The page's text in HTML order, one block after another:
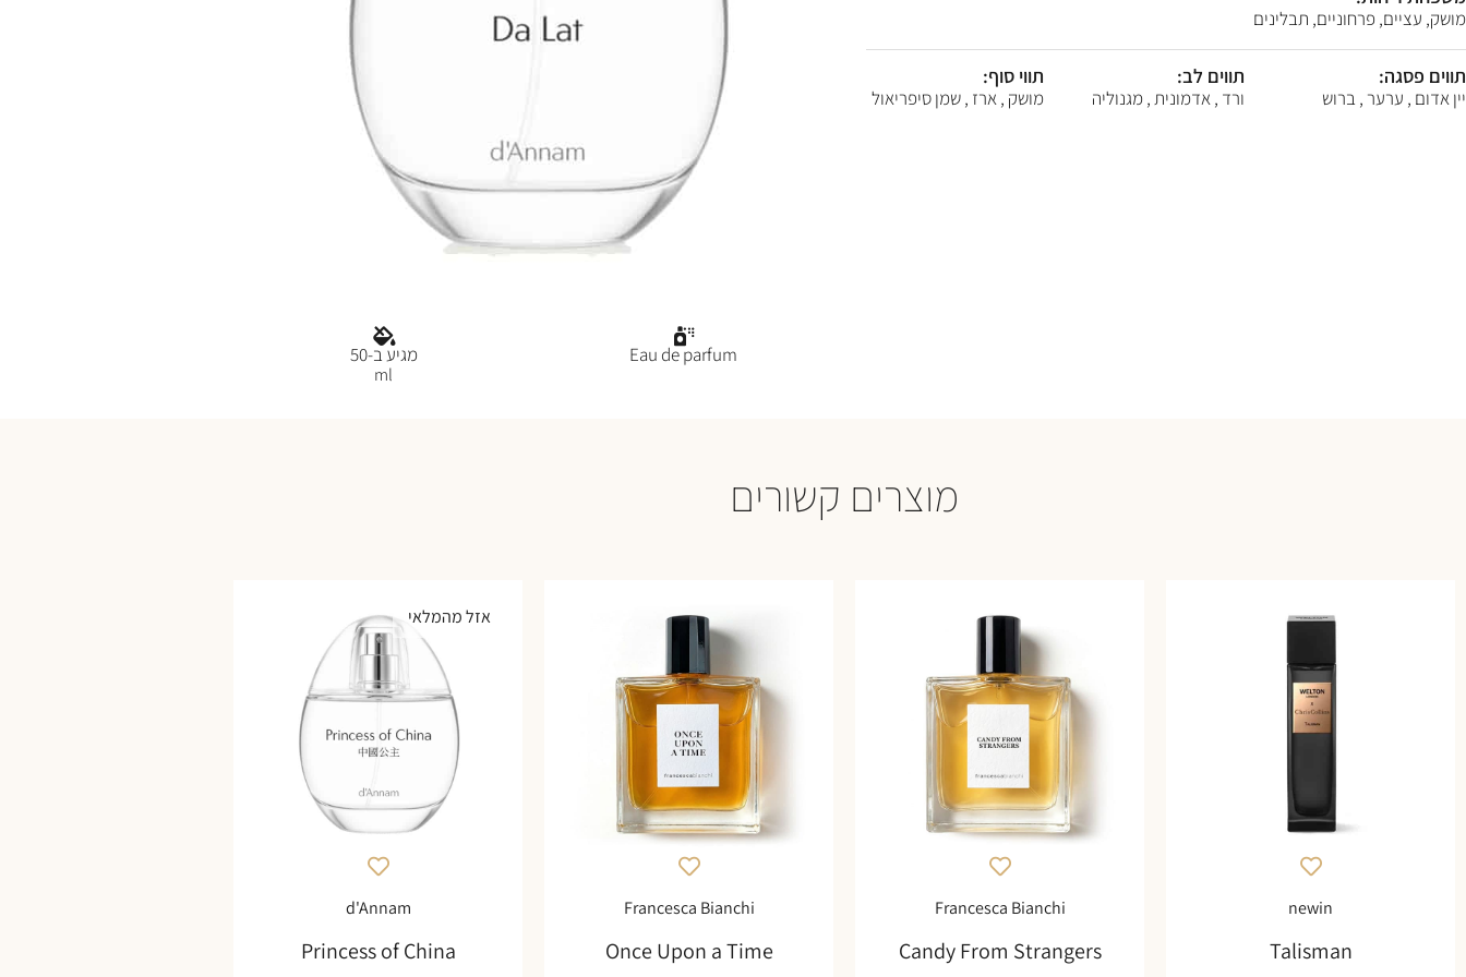
לִפְתִיחַת
תַּפְרִיט
נְגִישׁוּת.
מושק, עציים, פרחוניים, תבלינים
תווים פסגה:
יין אדום , ערער , ברוש
תווים לב:
ורד , אדמונית , מגנוליה
תווי סוף:
מושק , ארז , שמן סיפריאול
Eau de parfum מגיע ב-50
ml
מוצרים קשורים
newin
Talisman
Francesca Bianchi
Candy From Strangers
Francesca Bianchi
Once Upon a Time
אזל מהמלאי
d'Annam
Princess of China